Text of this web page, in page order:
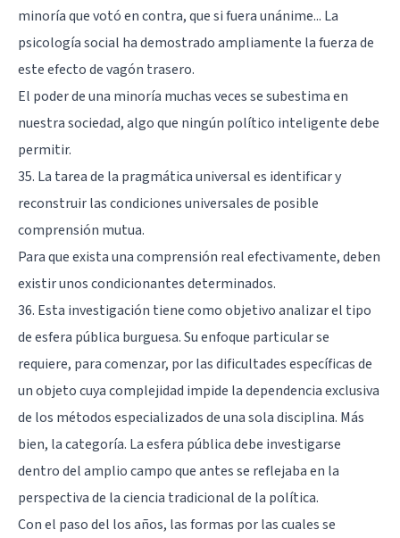
minoría que votó en contra, que si fuera unánime... La
psicología social ha demostrado ampliamente la fuerza de
este efecto de vagón trasero.
El poder de una minoría muchas veces se subestima en
nuestra sociedad, algo que ningún político inteligente debe
permitir.
35. La tarea de la pragmática universal es identificar y
reconstruir las condiciones universales de posible
comprensión mutua.
Para que exista una comprensión real efectivamente, deben
existir unos condicionantes determinados.
36. Esta investigación tiene como objetivo analizar el tipo
de esfera pública burguesa. Su enfoque particular se
requiere, para comenzar, por las dificultades específicas de
un objeto cuya complejidad impide la dependencia exclusiva
de los métodos especializados de una sola disciplina. Más
bien, la categoría. La esfera pública debe investigarse
dentro del amplio campo que antes se reflejaba en la
perspectiva de la ciencia tradicional de la política.
Con el paso del los años, las formas por las cuales se